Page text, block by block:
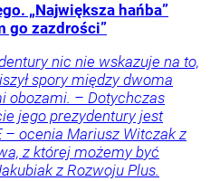
„Największa hańba”
go zazdrości”
nic nie wskazuje na to,
spory między dwoma
obozami. – Dotychczas
jego prezydentury jest
– ocenia Mariusz Witczak z
z której możemy być
z Rozwoju Plus.